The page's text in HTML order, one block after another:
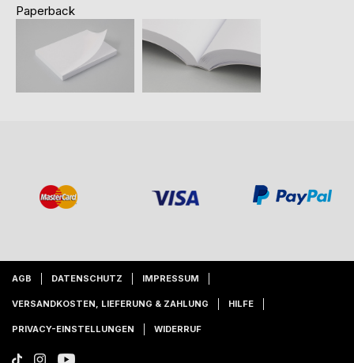
Paperback
AGB DATENSCHUTZ IMPRESSUM
VERSANDKOSTEN, LIEFERUNG & ZAHLUNG HILFE
PRIVACY-EINSTELLUNGEN WIDERRUF